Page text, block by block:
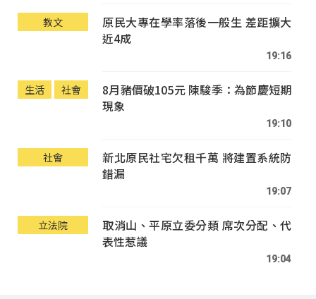
教文
原民大專在學率落後一般生 差距擴大
近4成
19:16
生活 社會
8月豬價破105元 陳駿季：為節慶短期
現象
19:10
社會
新北原民社宅欠租千萬 將建置系統防
錯漏
19:07
立法院
取消山、平原立委分類 席次分配、代
表性惹議
19:04